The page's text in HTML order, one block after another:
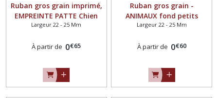
Ruban gros grain imprimé,
EMPREINTE PATTE Chien
Chat Animal, Rayé
Longueur au choix
Largeur 22 - 25 Mm
À partir de 0€65
Ruban gros grain -
ANIMAUX fond petits
points ** 22 mm ** Galon
choix
Largeur 22 - 25 Mm
À partir de 0€60